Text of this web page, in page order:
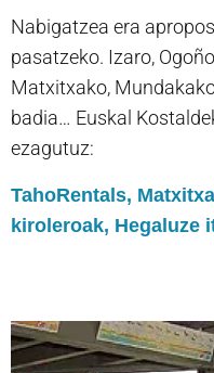
Nabigatzea era
pasatzeko. Izaro,
Matxitxako,
badia… Euskal
ezagutuz:
TahoRentals,
kiroleroak, Hegaluze